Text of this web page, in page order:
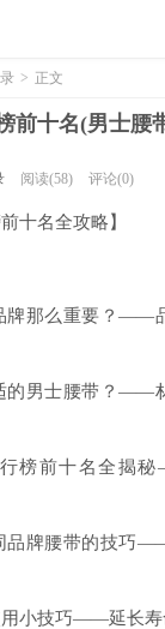
> 正文
前十名(男士腰
阅读(58) 评论(0)
十名全攻略】
牌那么重要？——
的男士腰带？——
榜前十名全揭
品牌腰带的技巧
用小技巧——延长寿